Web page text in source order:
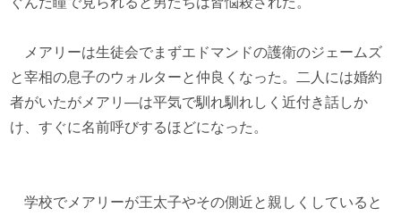
メアリーは生徒会でまずエドマンドの護衛のジェームズ
と宰相の息子のウォルターと仲良くなった。二人には婚約
者がいたがメアリ―は平気で馴れ馴れしく近付き話しか
け、すぐに名前呼びするほどになった。
学校でメアリーが王太子やその側近と親しくしていると